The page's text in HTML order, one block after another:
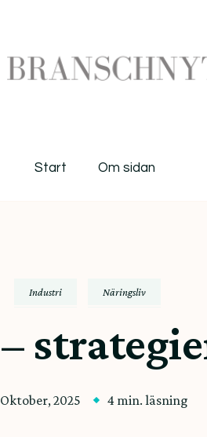
Start Om sidan
Industri Näringsliv
Oktober, 2025 4 min. läsning